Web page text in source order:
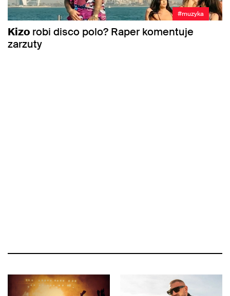
#muzyka
Kizo robi disco polo? Raper komentuje
zarzuty